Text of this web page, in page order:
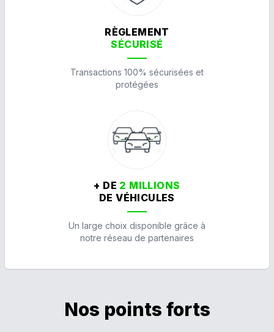
RÈGLEMENT
SÉCURISÉ
Transactions 100% sécurisées et
protégées
+ DE 2 MILLIONS
DE VÉHICULES
Un large choix disponible grâce à
notre réseau de partenaires
Nos points forts